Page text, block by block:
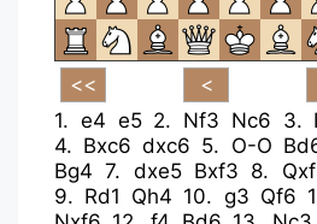
1. e4 e5 2. Nf3 Nc6 3.
4. Bxc6 dxc6 5. O-O
Bg4 7. dxe5 Bxf3 8.
9. Rd1 Qh4 10. g3 Qf6